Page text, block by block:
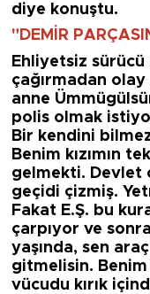
diye konuştu.
"DEMİR
Ehliyetsiz sürücü
çağırmadan olay
anne
polisolmak
Bir kendini
Benim kızımın
gelmekti. Devlet
geçidi çizmiş.
Fakat E.Ş. bu
çarpıyor ve
yaşında, sen
gitmelisin. Benim
vücudu kırık